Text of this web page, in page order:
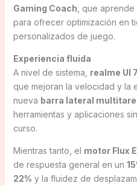
Gaming Coach , que
para ofrecer optimización en
personalizados de juego.
Experiencia fluida
A nivel de sistema, realme UI
que mejoran la velocidad y la
nueva barra lateral
herramientas y aplicaciones
curso.
Mientras tanto, el motor Flux
de respuesta general en un
22% y la fluidez de